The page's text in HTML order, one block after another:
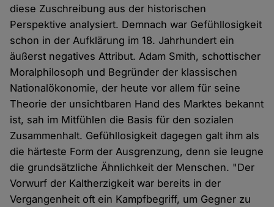
diese Zuschreibung aus der historischen
Perspektive analysiert. Demnach war Gefühllosigkeit
schon in der Aufklärung im 18. Jahrhundert ein
äußerst negatives Attribut. Adam Smith, schottischer
Moralphilosoph und Begründer der klassischen
Nationalökonomie, der heute vor allem für seine
Theorie der unsichtbaren Hand des Marktes bekannt
ist, sah im Mitfühlen die Basis für den sozialen
Zusammenhalt. Gefühllosigkeit dagegen galt ihm als
die härteste Form der Ausgrenzung, denn sie leugne
die grundsätzliche Ähnlichkeit der Menschen. "Der
Vorwurf der Kaltherzigkeit war bereits in der
Vergangenheit oft ein Kampfbegriff, um Gegner zu